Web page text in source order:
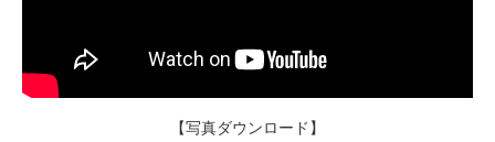
【写真ダウンロード】